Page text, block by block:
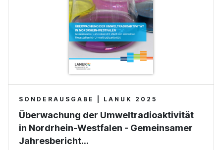
SONDERAUSGABE | LANUK 2025
Überwachung der Umweltradioaktivität
in Nordrhein-Westfalen - Gemeinsamer
Jahresbericht…